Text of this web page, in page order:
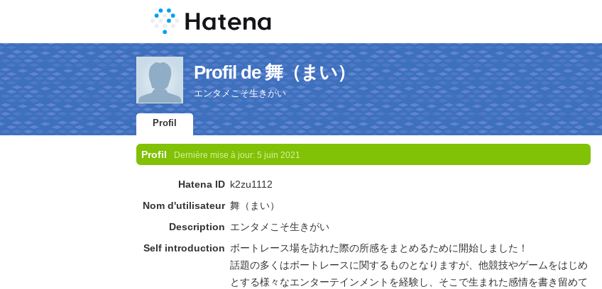
Profil de 舞（まい）
エンタメこそ生きがい
Profil
Profil Dernière mise à jour: 5 juin 2021
Hatena ID k2zu1112
Nom d'utilisateur 舞（まい）
Description エンタメこそ生きがい
Self introduction ボートレース場を訪れた際の所感をまとめるために開始しました！
話題の多くはボートレースに関するものとなりますが、他競技やゲームをはじめ
とする様々なエンターテインメントを経験し、そこで生まれた感情を書き留めて